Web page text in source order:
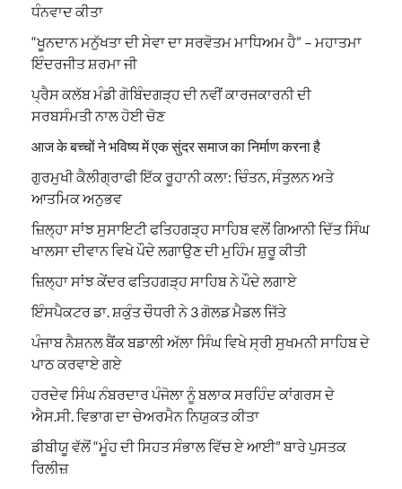
ਧੰਨਵਾਦ ਕੀਤਾ
“ਖੂਨਦਾਨ ਮਨੁੱਖਤਾ ਦੀ ਸੇਵਾ ਦਾ ਸਰਵੋਤਮ ਮਾਧਿਅਮ ਹੈ” – ਮਹਾਤਮਾ
ਇੰਦਰਜੀਤ ਸ਼ਰਮਾ ਜੀ
ਪ੍ਰੈਸ ਕਲੱਬ ਮੰਡੀ ਗੋਬਿੰਦਗੜ੍ਹ ਦੀ ਨਵੀਂ ਕਾਰਜਕਾਰਨੀ ਦੀ
ਸਰਬਸੰਮਤੀ ਨਾਲ ਹੋਈ ਚੋਣ
आज के बच्चों ने भविष्य में एक सुंदर समाज का निर्माण करना है
ਗੁਰਮੁਖੀ ਕੈਲੀਗ੍ਰਾਫੀ ਇੱਕ ਰੂਹਾਨੀ ਕਲਾ: ਚਿੰਤਨ, ਸੰਤੁਲਨ ਅਤੇ
ਆਤਮਿਕ ਅਨੁਭਵ
ਜ਼ਿਲ੍ਹਾ ਸਾਂਝ ਸੁਸਾਇਟੀ ਫਤਿਹਗੜ੍ਹ ਸਾਹਿਬ ਵਲੋਂ ਗਿਆਨੀ ਦਿੱਤ ਸਿੰਘ
ਖਾਲਸਾ ਦੀਵਾਨ ਵਿਖੇ ਪੌਦੇ ਲਗਾਉਣ ਦੀ ਮੁਹਿੰਮ ਸ਼ੁਰੂ ਕੀਤੀ
ਜ਼ਿਲ੍ਹਾ ਸਾਂਝ ਕੇਂਦਰ ਫਤਿਹਗੜ੍ਹ ਸਾਹਿਬ ਨੇ ਪੌਦੇ ਲਗਾਏ
ਇੰਸਪੈਕਟਰ ਡਾ. ਸ਼ਕੁੰਤ ਚੌਧਰੀ ਨੇ 3 ਗੋਲਡ ਮੈਡਲ ਜਿੱਤੇ
ਪੰਜਾਬ ਨੈਸ਼ਨਲ ਬੈਂਕ ਬਡਾਲੀ ਅੱਲਾ ਸਿੰਘ ਵਿਖੇ ਸ੍ਰੀ ਸੁਖਮਨੀ ਸਾਹਿਬ ਦੇ
ਪਾਠ ਕਰਵਾਏ ਗਏ
ਹਰਦੇਵ ਸਿੰਘ ਨੰਬਰਦਾਰ ਪੰਜੋਲਾ ਨੂੰ ਬਲਾਕ ਸਰਹਿੰਦ ਕਾਂਗਰਸ ਦੇ
ਐਸ.ਸੀ. ਵਿਭਾਗ ਦਾ ਚੇਅਰਮੈਨ ਨਿਯੁਕਤ ਕੀਤਾ
ਡੀਬੀਯੂ ਵੱਲੋਂ “ਮੂੰਹ ਦੀ ਸਿਹਤ ਸੰਭਾਲ ਵਿੱਚ ਏ ਆਈ” ਬਾਰੇ ਪੁਸਤਕ
ਰਿਲੀਜ਼